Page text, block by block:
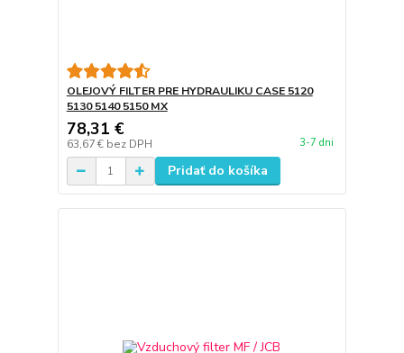
OLEJOVÝ FILTER PRE HYDRAULIKU CASE 5120
5130 5140 5150 MX
78,31 €
63,67 € bez DPH 3-7 dni
Pridať do košíka